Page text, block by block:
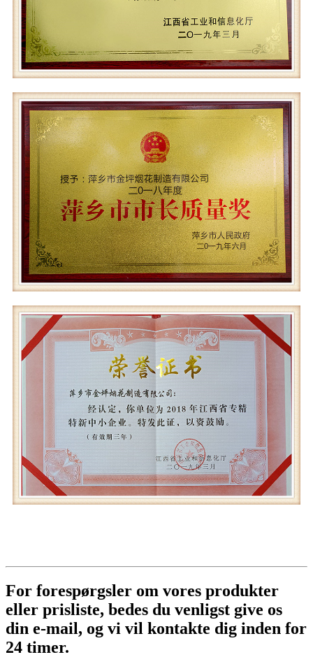
For forespørgsler om vores produkter
eller prisliste, bedes du venligst give os
din e-mail, og vi vil kontakte dig inden for
24 timer.